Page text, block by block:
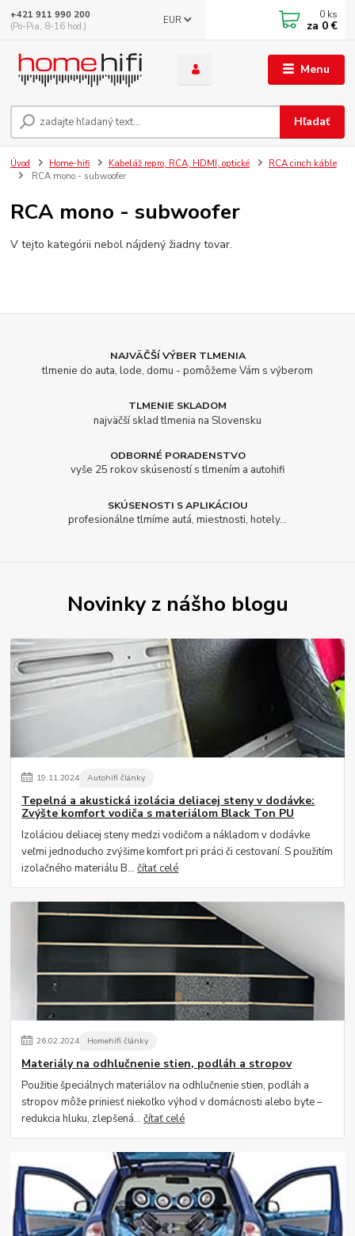
Menu
EUR
Hľadať
+421 911 990 200
(Po-Pia, 8-16 hod.)
0 ks
za 0 €
Úvod Home-hifi Kabeláž repro, RCA, HDMI, optické
RCA cinch káble
RCA mono - subwoofer
RCA mono - subwoofer
V tejto kategórii nebol nájdený žiadny tovar.
NAJVÄČŠÍ VÝBER TLMENIA
tlmenie do auta, lode, domu - pomôžeme Vám s výberom
TLMENIE SKLADOM
najväčší sklad tlmenia na Slovensku
ODBORNÉ PORADENSTVO
vyše 25 rokov skúseností s tlmením a autohifi
SKÚSENOSTI S APLIKÁCIOU
profesionálne tlmíme autá, miestnosti, hotely...
Novinky z nášho blogu
19.11.2024 Autohifi články
Tepelná a akustická izolácia deliacej steny v dodávke:
Zvýšte komfort vodiča s materiálom Black Ton PU
Izoláciou deliacej steny medzi vodičom a nákladom v dodávke
veľmi jednoducho zvýšime komfort pri práci či cestovaní. S použitím
izolačného materiálu B...čítať celé
26.02.2024 Homehifi články
Materiály na odhlučnenie stien, podláh a stropov
Použitie špeciálnych materiálov na odhlučnenie stien, podláh a
stropov môže priniesť niekoľko výhod v domácnosti alebo byte –
redukcia hluku, zlepšená...čítať celé